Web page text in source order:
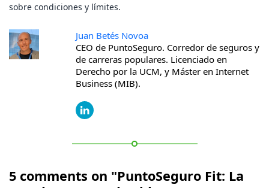
sobre condiciones y límites.
Juan Betés Novoa
CEO de PuntoSeguro. Corredor de seguros y
de carreras populares. Licenciado en
Derecho por la UCM, y Máster en Internet
Business (MIB).
5 comments on "PuntoSeguro Fit: La